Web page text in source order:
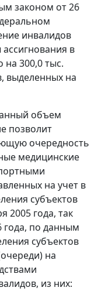
законом от 26
инвалидов
в
на 300,0 тыс.
выделенных на
объем
позволит
очередность
медицинские
на учет в
субъектов
2005 года, так
года, по данным
субъектов
на
из них: